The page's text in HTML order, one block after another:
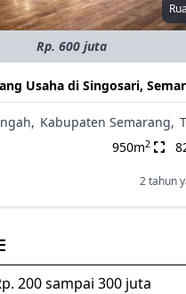
Rp. 600 juta
Usaha di Singosari,
Kabupaten Semarang,
950m2
2 tahun
200 sampai 300 juta